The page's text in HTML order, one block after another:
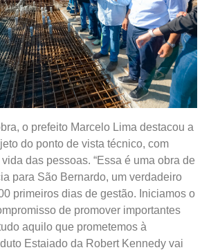
o prefeito Marcelo Lima destacou a
do ponto de vista técnico, com
das pessoas. “Essa é uma obra de
para São Bernardo, um verdadeiro
primeiros dias de gestão. Iniciamos o
de promover importantes
aquilo que prometemos à
Estaiado da Robert Kennedy vai